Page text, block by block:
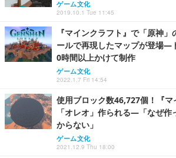
ゲーム文化
2019.10.1 Tue 11:45
『マインクラフト』で「原神
ールで再現したマップが登場―
0時間以上かけて制作
ゲーム文化
2022.1.7 Fri 14:54
使用ブロック数46,727個！『
「オレオ」作られる―「なぜ
からない」
ゲーム文化
2021.12.9 Thu 18:00